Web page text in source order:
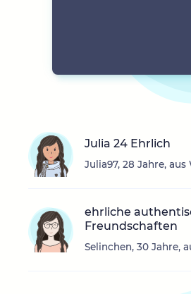
Julia 24 Ehrlich
Julia97, 28 Jahre,
ehrliche
Freundschaften
Selinchen, 30 Jahre,